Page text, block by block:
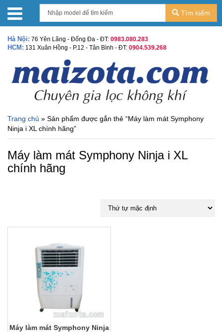
Tìm kiếm
Hà Nội: 76 Yên Lãng - Đống Đa - ĐT: 0983.080.283
HCM: 131 Xuân Hồng - P.12 - Tân Bình - ĐT: 0904.539.268
Trang chủ » Sản phẩm được gắn thẻ “Máy làm mát Symphony
Ninja i XL chính hãng”
Máy làm mát Symphony Ninja i XL
chính hãng
Máy làm mát Symphony Ninja